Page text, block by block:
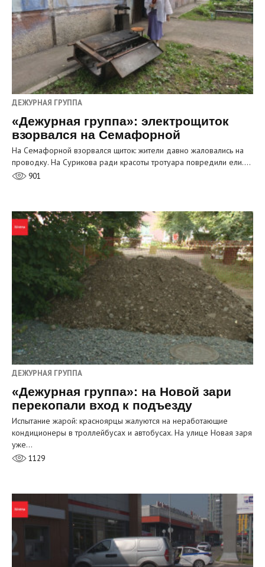
ДЕЖУРНАЯ ГРУППА
«Дежурная группа»: электрощиток
взорвался на Семафорной
На Семафорной взорвался щиток: жители давно жаловались на
проводку. На Сурикова ради красоты тротуара повредили ели.…
901
ДЕЖУРНАЯ ГРУППА
«Дежурная группа»: на Новой зари
перекопали вход к подъезду
Испытание жарой: красноярцы жалуются на неработающие
кондиционеры в троллейбусах и автобусах. На улице Новая заря
уже…
1129